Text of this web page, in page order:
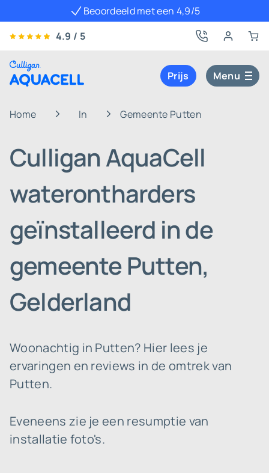
Beoordeeld met een 4,9/5
4.9 / 5
Prijs Menu
Home In Gemeente Putten
Culligan AquaCell
waterontharders
geïnstalleerd in de
gemeente Putten,
Gelderland
Woonachtig in Putten? Hier lees je
ervaringen en reviews in de omtrek van
Putten.
Eveneens zie je een resumptie van
installatie foto's.